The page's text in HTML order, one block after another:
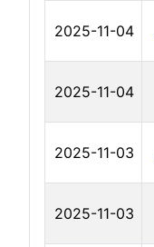
2025-11-04
2025-11-04
2025-11-03
2025-11-03